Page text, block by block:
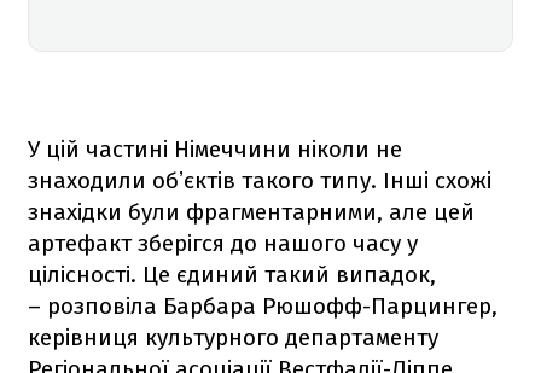
У цій частині Німеччини ніколи не
знаходили обʼєктів такого типу. Інші схожі
знахідки були фрагментарними, але цей
артефакт зберігся до нашого часу у
цілісності. Це єдиний такий випадок,
– розповіла Барбара Рюшофф-Парцингер,
керівниця культурного департаменту